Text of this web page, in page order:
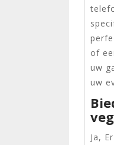
of
uw
uw
Ja,